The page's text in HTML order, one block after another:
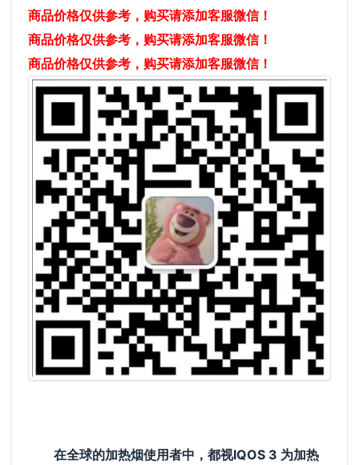
商品价格仅供参考，购买请添加客服微信！
商品价格仅供参考，购买请添加客服微信！
商品价格仅供参考，购买请添加客服微信！
在全球的加热烟使用者中，都视IQOS 3 为加热